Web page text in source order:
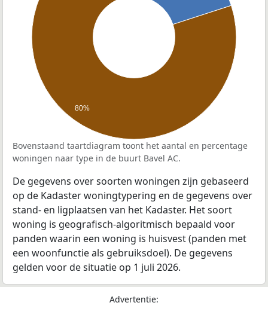
80%
Bovenstaand taartdiagram toont het aantal en percentage
woningen naar type in de buurt Bavel AC.
De gegevens over soorten woningen zijn gebaseerd
op de Kadaster woningtypering en de gegevens over
stand- en ligplaatsen van het Kadaster. Het soort
woning is geografisch-algoritmisch bepaald voor
panden waarin een woning is huisvest (panden met
een woonfunctie als gebruiksdoel). De gegevens
gelden voor de situatie op 1 juli 2026.
Advertentie: